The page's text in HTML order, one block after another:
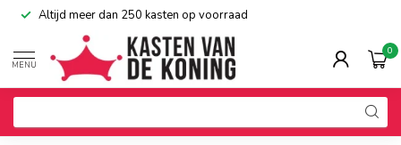
Altijd meer dan 250 kasten op voorraad
MENU
0